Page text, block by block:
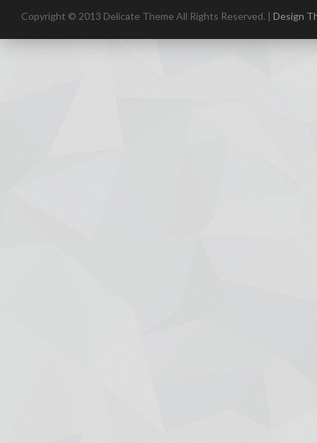
Copyright © 2013 Delicate Theme All Rights Reserved. | Design